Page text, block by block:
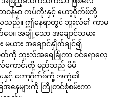
န်မှာ ကပ်ကိုးနှင့် ဟော့ဝိုက်ဖ်တို့
စ်လေသည်။ ဤနေရာတွင် ဘူးလ်၏ ကာမ
။ အချို့သော အချောင်သမား
မယား အချောင်နှိုက်ချင်၍
ကို ဘူးလ်အရေခြုံကာ ဝင်ရောလေ့
ကောင်းတို့ မည်သည် မိမိ
းနှင့် ဟော့ဝိုက်ဖ်တို့ အတွဲ၏
အနေများကို ကြိုတင်စုံစမ်းကာ